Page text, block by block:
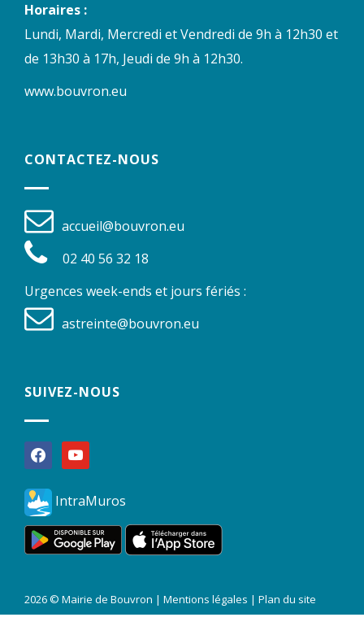
Horaires :
Lundi, Mardi, Mercredi et Vendredi de 9h à 12h30 et
de 13h30 à 17h, Jeudi de 9h à 12h30.
www.bouvron.eu
CONTACTEZ-NOUS
accueil@bouvron.eu
02 40 56 32 18
Urgences week-ends et jours fériés :
astreinte@bouvron.eu
SUIVEZ-NOUS
facebookyoutube
IntraMuros
2026 © Mairie de Bouvron | Mentions légales | Plan du site